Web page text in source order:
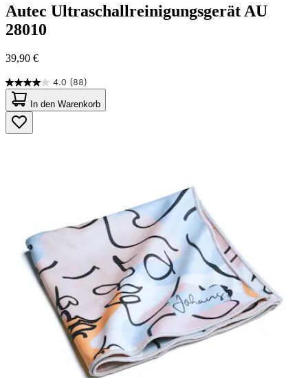
Autec Ultraschallreinigungsgerät AU
28010
39,90 €
4.0 (88)
4.0
von
5
Sternen.
88
In den Warenkorb